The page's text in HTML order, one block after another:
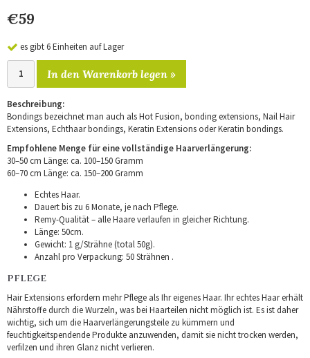
€59
es gibt 6 Einheiten auf Lager
In den Warenkorb legen »
Beschreibung:
Bondings bezeichnet man auch als Hot Fusion, bonding extensions, Nail Hair
Extensions, Echthaar bondings, Keratin Extensions oder Keratin bondings.
Empfohlene Menge für eine vollständige Haarverlängerung:
30–50 cm Länge: ca. 100–150 Gramm
60–70 cm Länge: ca. 150–200 Gramm
Echtes Haar.
Dauert bis zu 6 Monate, je nach Pflege.
Remy-Qualität – alle Haare verlaufen in gleicher Richtung.
Länge: 50cm.
Gewicht: 1 g/Strähne (total 50g).
Anzahl pro Verpackung: 50 Strähnen .
PFLEGE
Hair Extensions erfordern mehr Pflege als Ihr eigenes Haar. Ihr echtes Haar erhält
Nährstoffe durch die Wurzeln, was bei Haarteilen nicht möglich ist. Es ist daher
wichtig, sich um die Haarverlängerungsteile zu kümmern und
feuchtigkeitspendende Produkte anzuwenden, damit sie nicht trocken werden,
verfilzen und ihren Glanz nicht verlieren.